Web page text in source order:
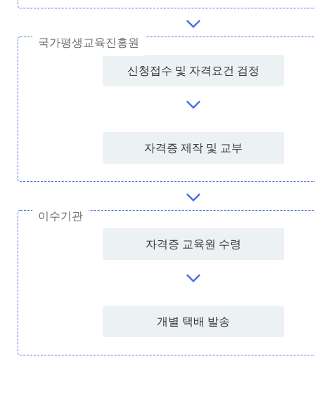
국가평생교육진흥원
신청접수 및 자격요건 검정
자격증 제작 및 교부
이수기관
자격증 교육원 수령
개별 택배 발송